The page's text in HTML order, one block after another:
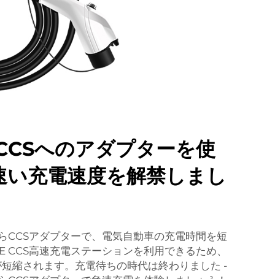
へのアダプターを使
充電速度を解禁しまし
CCSアダプターで、電気自動車の充電時間を短
CCS高速充電ステーションを利用できるため、
縮されます。充電待ちの時代は終わりました -